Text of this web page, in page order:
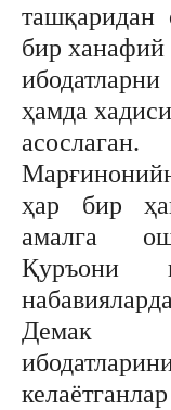
ташқаридан
бир ханафий
ҳамда
ҳар бир
амалга
Қуръони
Демак